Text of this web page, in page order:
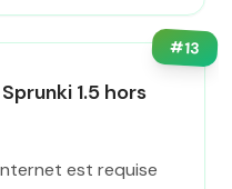
#13
1.5 hors
est requise